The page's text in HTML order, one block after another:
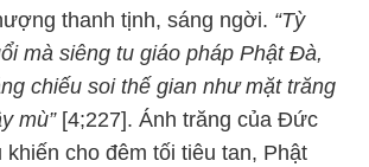
thanh tịnh, sáng ngời. “Tỳ
mà siêng tu giáo pháp Phật Đà,
chiếu soi thế gian như mặt trăng
mù”[4;227]. Ánh trăng của Đức
khiến cho đêm tối tiêu tan, Phật